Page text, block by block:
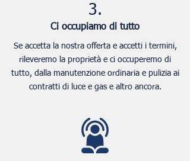
3.
Ci occupiamo di tutto
Se accetta la nostra offerta e accetti i termini,
rileveremo la proprietà e ci occuperemo di
tutto, dalla manutenzione ordinaria e pulizia ai
contratti di luce e gas e altro ancora.